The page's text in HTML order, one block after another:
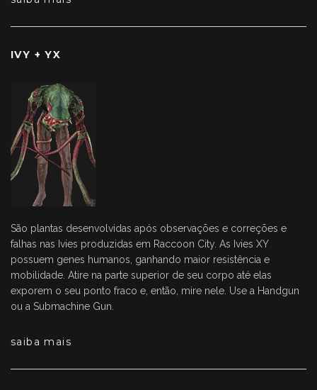
IVY + YX
São plantas desenvolvidas após observações e correções e
falhas nas Ivies produzidas em Raccoon City. As Ivies XY
possuem genes humanos, ganhando maior resistência e
mobilidade. Atire na parte superior de seu corpo até elas
exporem o seu ponto fraco e, então, mire nele. Use a Handgun
ou a Submachine Gun.
saiba mais